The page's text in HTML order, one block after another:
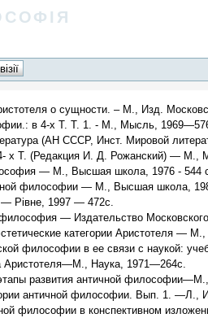
о сущности. – М., Изд.
в 4-х Т. Т. 1. - М., Мысль,
(АН СССР, Инст. Мировой
х Т. (Редакция И. Д. Рожанский) — М.,
— М., Высшая школа, 1976 - 544
философии — М., Высшая школа,
Рівне, 1997 — 472с.
— Издательство
категории Аристотеля —
философии в ее связи с наукой:
Аристотеля—М., Наука, 1971—264с.
развития античной философии—М.,
античной философии. Вып. 1. —Л.,
философии в конспективном